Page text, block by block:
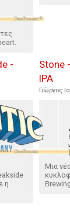
-
η
Stone
IPA
Γιώργος
Μια
Brewing.